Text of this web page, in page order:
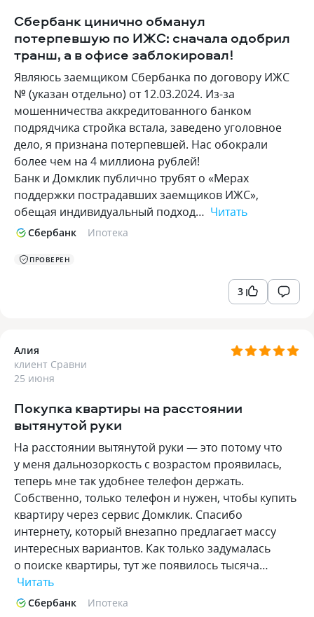
Сбербанк цинично обманул
потерпевшую по ИЖС: сначала одобрил
транш, а в офисе заблокировал!
Являюсь заемщиком Сбербанка по договору ИЖС
№ (указан отдельно) от 12.03.2024. Из-за
мошенничества аккредитованного банком
подрядчика стройка встала, заведено уголовное
дело, я признана потерпевшей. Нас обокрали
более чем на 4 миллиона рублей!
Банк и Домклик публично трубят о «Мерах
поддержки пострадавших заемщиков ИЖС»,
обещая индивидуальный подход… Читать
Сбербанк Ипотека
ПРОВЕРЕН
3
Алия
клиент Сравни
25 июня
Покупка квартиры на расстоянии
вытянутой руки
На расстоянии вытянутой руки — это потому что
у меня дальнозоркость с возрастом проявилась,
теперь мне так удобнее телефон держать.
Собственно, только телефон и нужен, чтобы купить
квартиру через сервис Домклик. Спасибо
интернету, который внезапно предлагает массу
интересных вариантов. Как только задумалась
о поиске квартиры, тут же появилось тысяча…
Читать
Сбербанк Ипотека